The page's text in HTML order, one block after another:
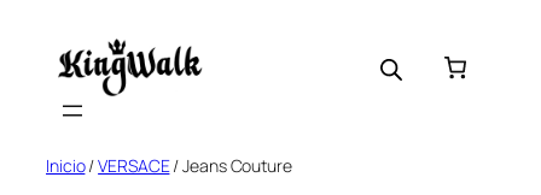
contenido
Inicio/VERSACE/ Jeans Couture